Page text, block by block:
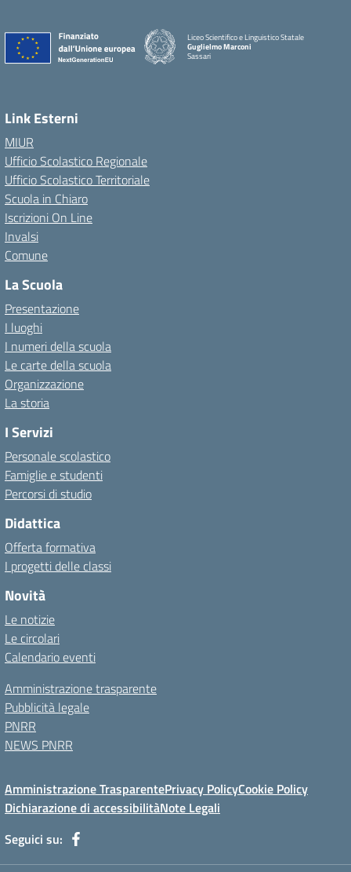
Liceo Scientifico e Linguistico Statale
Guglielmo Marconi
Sassari
Link Esterni
MIUR
Ufficio Scolastico Regionale
Ufficio Scolastico Territoriale
Scuola in Chiaro
Iscrizioni On Line
Invalsi
Comune
La Scuola
Presentazione
I luoghi
I numeri della scuola
Le carte della scuola
Organizzazione
La storia
I Servizi
Personale scolastico
Famiglie e studenti
Percorsi di studio
Didattica
Offerta formativa
I progetti delle classi
Novità
Le notizie
Le circolari
Calendario eventi
Amministrazione trasparente
Pubblicità legale
PNRR
NEWS PNRR
Amministrazione TrasparentePrivacy PolicyCookie Policy
Dichiarazione di accessibilitàNote Legali
Seguici su: